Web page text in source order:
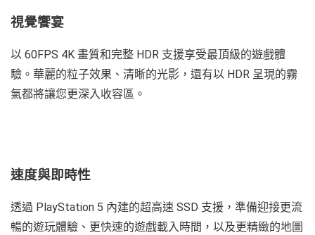
視覺饗宴
以 60FPS 4K 畫質和完整 HDR 支援享受最頂級的遊戲體
驗。華麗的粒子效果、清晰的光影，還有以 HDR 呈現的霧
氣都將讓您更深入收容區。
速度與即時性
透過 PlayStation 5 內建的超高速 SSD 支援，準備迎接更流
暢的遊玩體驗、更快速的遊戲載入時間，以及更精緻的地圖